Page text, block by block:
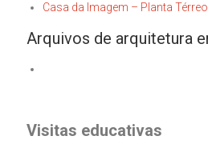
Casa da Imagem – Planta Térreo
Arquivos de arquitetura
Visitas educativas